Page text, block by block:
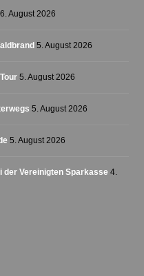
6. August 2026
5. August 2026
5. August 2026
5. August 2026
5. August 2026
der Vereinigten Sparkasse 4.